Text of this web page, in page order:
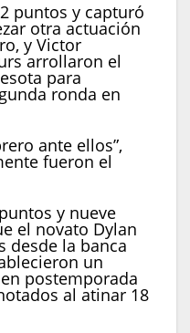
puntos y capturó
otra actuación
y Victor
arrollaron el
para
ronda en
ante ellos”,
fueron el
y nueve
el novato Dylan
desde la banca
un
postemporada
al atinar 18